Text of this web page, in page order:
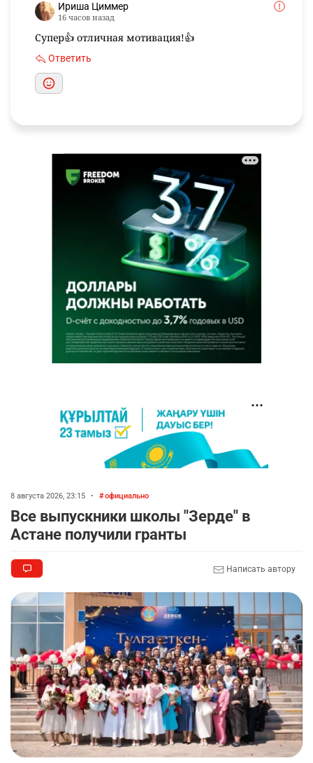
Ириша Циммер
16 часов назад
Супер👍 отличная мотивация!👍
Ответить
8 августа 2026, 23:15 • официально
Все выпускники школы "Зерде" в
Астане получили гранты
Написать автору